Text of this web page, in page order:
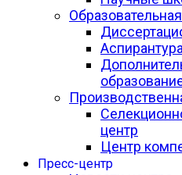
Аспирантура
центр
Центр
Пресс-центр